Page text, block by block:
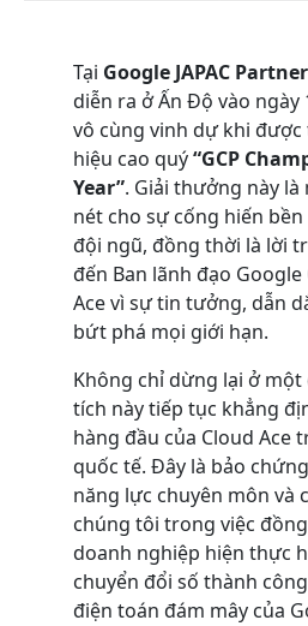
Tại Google JAPAC
diễn ra ở Ấn Độ vào ngày
vô cùng vinh dự khi
hiệu cao quý“GCP
Year”. Giải thưởng này
nét cho sự cống hiến
đội ngũ, đồng thời là lời
đến Ban lãnh đạo Google
Ace vì sự tin tưởng, dẫn
bứt phá mọi giới hạn.
Không chỉ dừng lại ở
tích này tiếp tục khẳng
hàng đầu của Cloud Ace
quốc tế. Đây là bảo
năng lực chuyên môn và
chúng tôi trong việc
doanh nghiệp hiện thực
chuyển đổi số thành
điện toán đám mây của